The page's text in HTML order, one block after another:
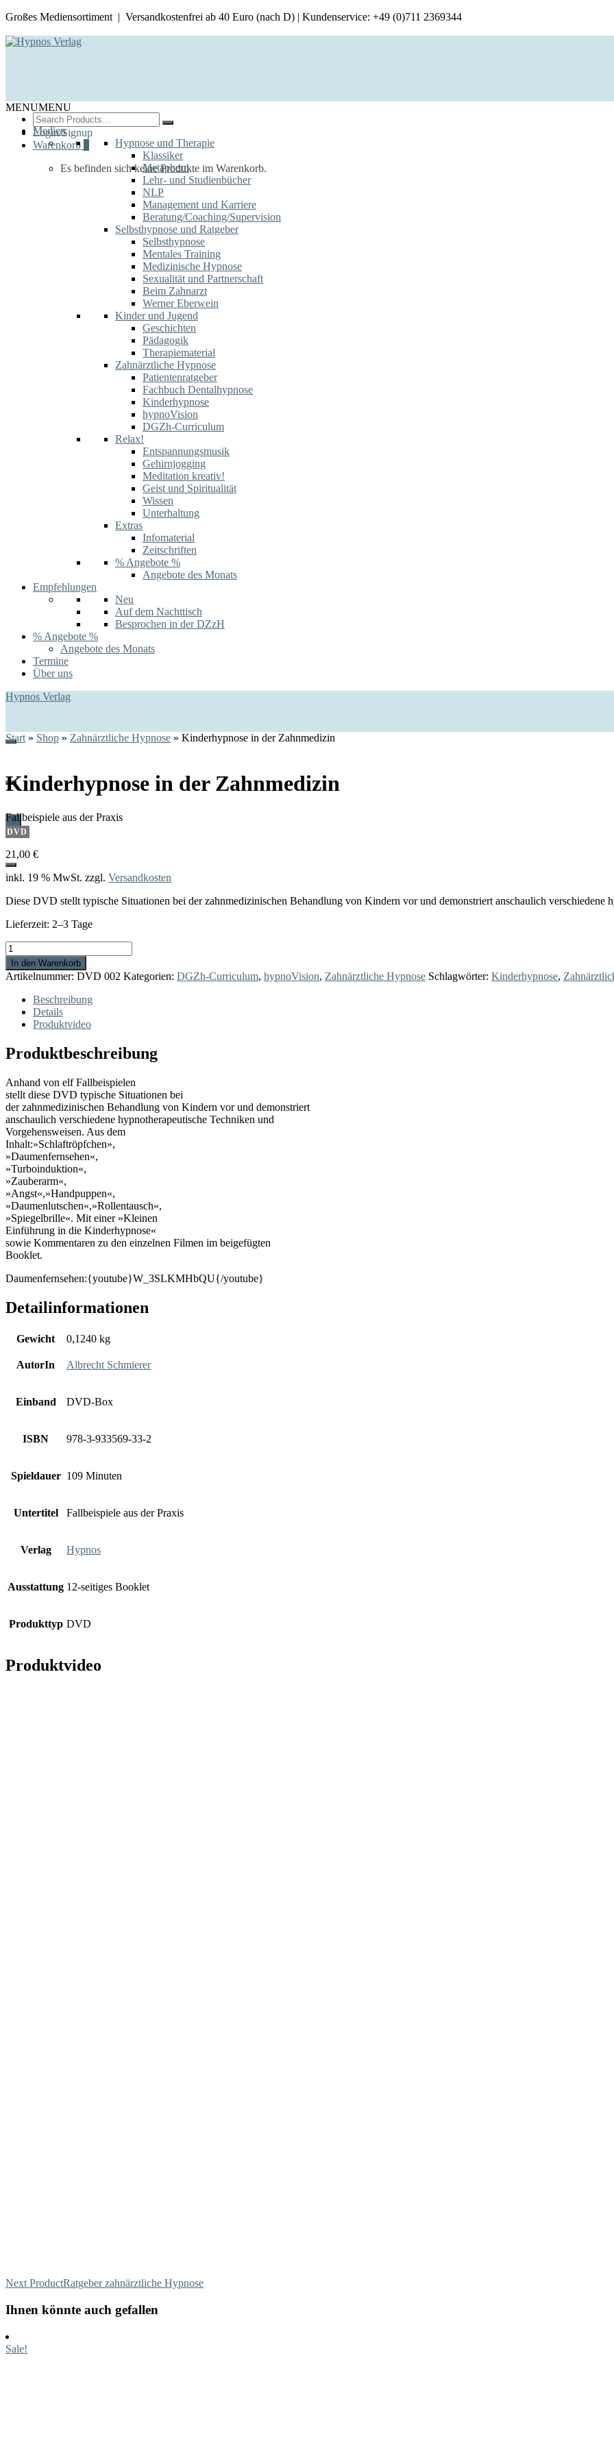
Großes Mediensortiment | Versandkostenfrei ab 40 Euro (nach D) | Kundenservice: +49 (0)711 2369344
Search
for:
Login/Signup
Warenkorb
Es befinden sich keine Produkte im Warenkorb.
MENUMENU
Medien
Hypnose und Therapie
Klassiker
Metaphern
Lehr- und Studienbücher
NLP
Management und Karriere
Beratung/Coaching/Supervision
Selbsthypnose und Ratgeber
Selbsthypnose
Mentales Training
Medizinische Hypnose
Sexualität und Partnerschaft
Beim Zahnarzt
Werner Eberwein
Kinder und Jugend
Geschichten
Pädagogik
Therapiematerial
Zahnärztliche Hypnose
Patientenratgeber
Fachbuch Dentalhypnose
Kinderhypnose
hypnoVision
DGZh-Curriculum
Relax!
Entspannungsmusik
Gehirnjogging
Meditation kreativ!
Geist und Spiritualität
Wissen
Unterhaltung
Extras
Infomaterial
Zeitschriften
% Angebote %
Angebote des Monats
Empfehlungen
Neu
Auf dem Nachttisch
Besprochen in der DZzH
% Angebote %
Angebote des Monats
Termine
Über uns
Hypnos Verlag
0
Start » Shop » Zahnärztliche Hypnose » Kinderhypnose in der Zahnmedizin
Kinderhypnose in der Zahnmedizin
Fallbeispiele aus der Praxis
DVD
21,00 €
inkl. 19 % MwSt. zzgl. Versandkosten
Diese DVD stellt typische Situationen bei der zahnmedizinischen Behandlung von Kindern vor und demonstriert anschaulich verschiedene
Lieferzeit: 2–3 Tage
Kinderhypnose
in
der
Zahnmedizin
Menge
In den Warenkorb
Artikelnummer: DVD 002 Kategorien: DGZh-Curriculum, hypnoVision, Zahnärztliche Hypnose Schlagwörter: Kinderhypnose,
Beschreibung
Details
Produktvideo
Produktbeschreibung
Anhand von elf Fallbeispielen
stellt diese DVD typische Situationen bei
der zahnmedizinischen Behandlung von Kindern vor und demonstriert
anschaulich verschiedene hypnotherapeutische Techniken und
Vorgehensweisen. Aus dem
Inhalt:»Schlaftröpfchen»,
»Daumenfernsehen«,
»Turboinduktion«,
»Zauberarm«,
»Angst«,»Handpuppen«,
»Daumenlutschen«,»Rollentausch«,
»Spiegelbrille«. Mit einer »Kleinen
Einführung in die Kinderhypnose«
sowie Kommentaren zu den einzelnen Filmen im beigefügten
Booklet.
Daumenfernsehen:{youtube}W_3SLKMHbQU{/youtube}
Detailinformationen
Gewicht 0,1240 kg
AutorIn Albrecht Schmierer
Einband DVD-Box
ISBN 978-3-933569-33-2
Spieldauer 109 Minuten
Untertitel Fallbeispiele aus der Praxis
Verlag Hypnos
Ausstattung 12-seitiges Booklet
Produkttyp DVD
Produktvideo
Next ProductRatgeber zahnärztliche Hypnose
Ihnen könnte auch gefallen
Sale!